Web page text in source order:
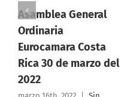
del
Webinar Zonas
Francas de Costa
Rica
marzo 15th, 2022 |